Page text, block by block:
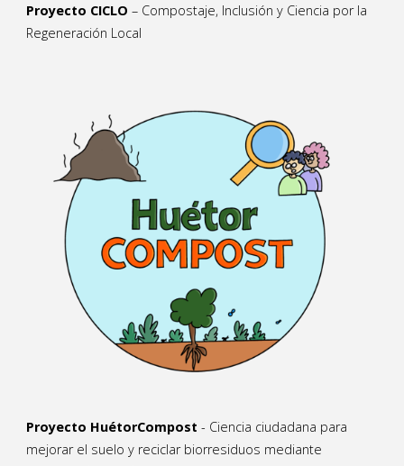
Proyecto CICLO – Compostaje, Inclusión y Ciencia por la
Regeneración Local
Proyecto HuétorCompost - Ciencia ciudadana para
mejorar el suelo y reciclar biorresiduos mediante